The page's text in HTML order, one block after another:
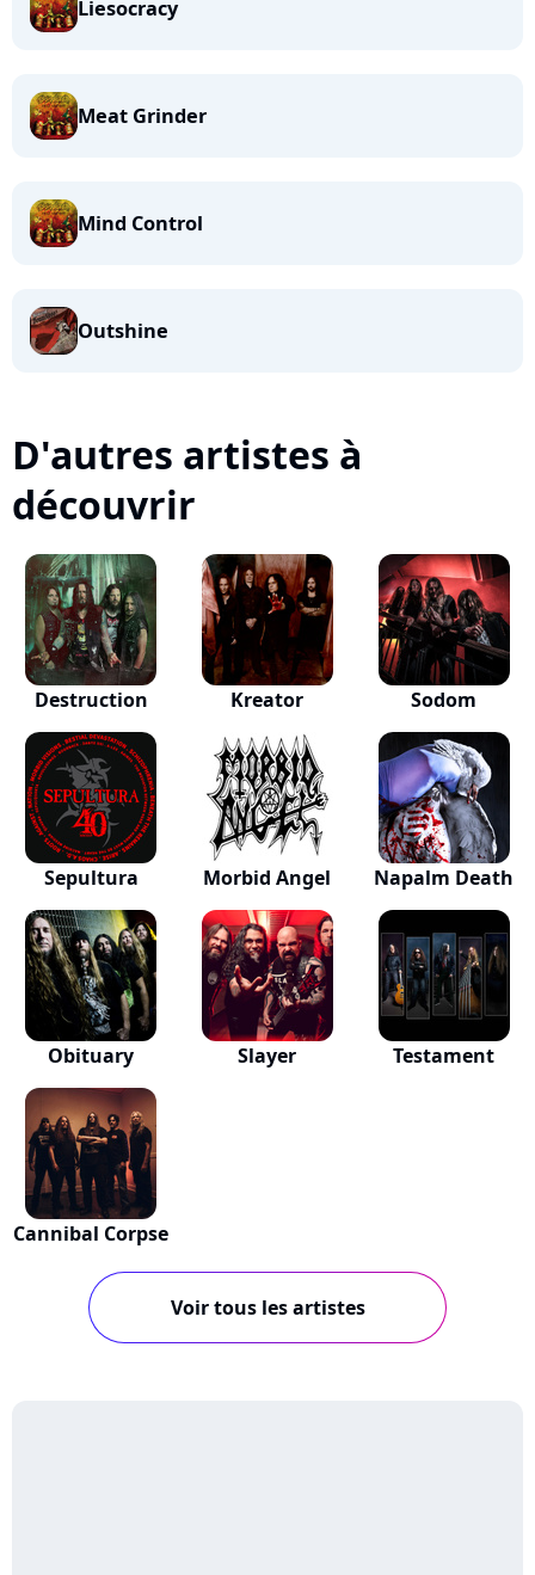
Liesocracy
Meat Grinder
Mind Control
Outshine
D'autres artistes à
découvrir
Destruction Kreator Sodom
Sepultura Morbid Angel Napalm Death
Obituary Slayer Testament
Cannibal Corpse
Voir tous les artistes